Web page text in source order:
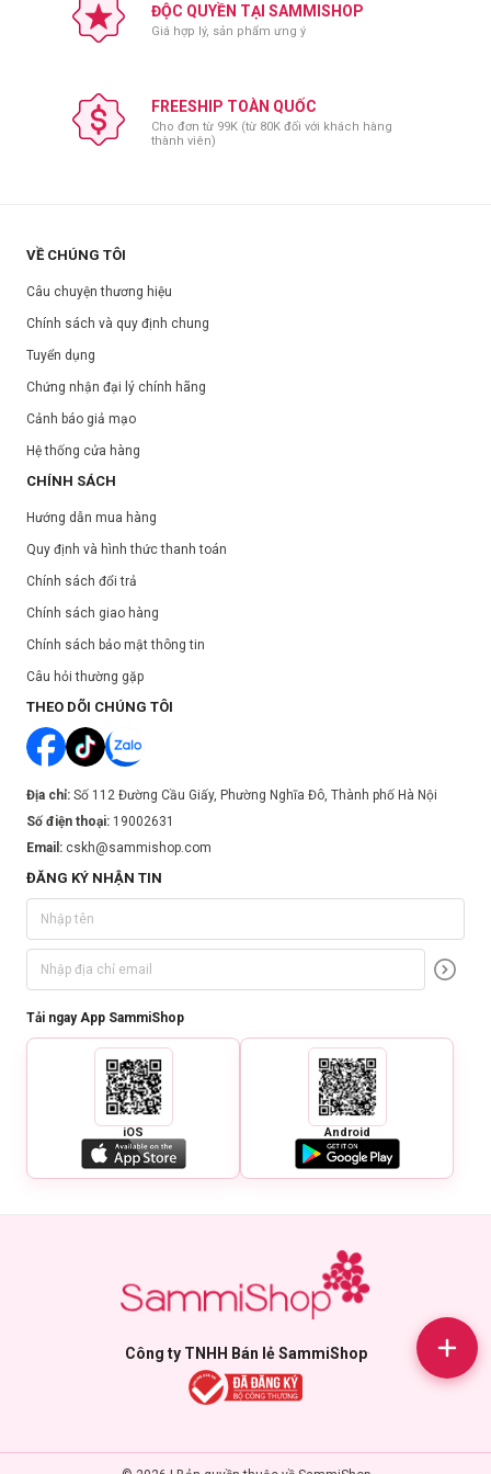
Bột Đậu Đỏ
Bột cám gạo
AHA thực vật
Vitamin B5
Niacinamide Alpha-Glucan Oligosaccharide, Bột cám gạo, Bột đậu
Bước 3 - Làm sạch: Rửa sạch lại mặt với nước
* Sử dụng sau bước rửa mặt 2-3 lần/tuần
Bảo quản:
Để nơi khô ráo, thoáng mát.
Tránh ánh nắng trực tiếp.
Đóng nắp sau khi sử dụng.
Khối lượng: 200g
Hạn sử dụng:3 năm kể từ ngày sản xuất.
Ngày sản xuất:
ĐỘC QUYỀN TẠI SAMMISHOP
Giá hợp lý, sản phẩm ưng ý
FREESHIP TOÀN QUỐC
Cho đơn từ 99K (từ 80K đối với khách hàng
thành viên)
VỀ CHÚNG TÔI
Câu chuyện thương hiệu
Chính sách và quy định chung
Tuyển dụng
Chứng nhận đại lý chính hãng
Cảnh báo giả mạo
Hệ thống cửa hàng
CHÍNH SÁCH
Hướng dẫn mua hàng
Quy định và hình thức thanh toán
Chính sách đổi trả
Chính sách giao hàng
Chính sách bảo mật thông tin
Câu hỏi thường gặp
THEO DÕI CHÚNG TÔI
Địa chỉ: Số 112 Đường Cầu Giấy, Phường Nghĩa Đô, Thành phố Hà Nội
Số điện thoại: 19002631
Email: cskh@sammishop.com
ĐĂNG KÝ NHẬN TIN
Tải ngay App SammiShop
iOS Android
Công ty TNHH Bán lẻ SammiShop